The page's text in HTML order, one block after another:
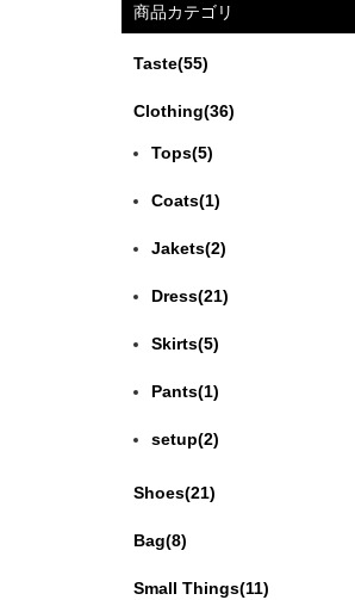
商品カテゴリ
Taste(55)
Clothing(36)
Tops(5)
Coats(1)
Jakets(2)
Dress(21)
Skirts(5)
Pants(1)
setup(2)
Shoes(21)
Bag(8)
Small Things(11)